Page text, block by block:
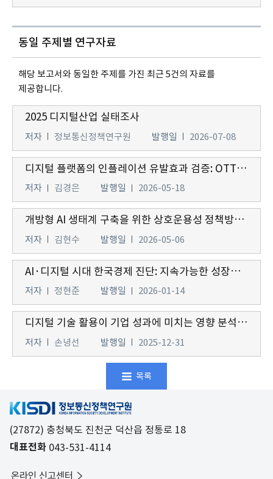
동일 주제별 연구자료
해당 보고서와 동일한 주제를 가진 최근 5건의 자료를
제공합니다.
2025 디지털산업 실태조사
저자 정보통신정책연구원 발행일 2026-07-08
디지털 플랫폼의 인플레이션 유발효과 검증: OTT와 배달앱을 중심으로
저자 김경은 발행일 2026-05-18
개방형 AI 생태계 구축을 위한 상호운용성 정책방향 및 과제
저자 김현수 발행일 2026-05-06
AI·디지털 시대 한국경제 진단: 지속가능한 성장을 위한 생산성 혁신
저자 정현준 발행일 2026-01-14
디지털 기술 활용이 기업 성과에 미치는 영향 분석과 정책 시사점 연구
저자 손녕선 발행일 2025-12-31
목록
(27872) 충청북도 진천군 덕산읍 정통로 18
대표전화 043-531-4114
온라인 신고센터